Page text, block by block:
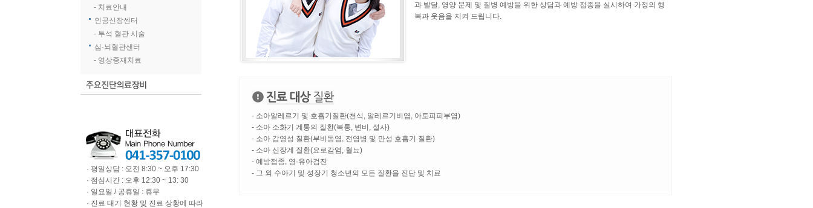
- 치료안내
인공신장센터
- 투석 혈관 시술
심·뇌혈관센터
- 영상중재치료
· 평일상담 : 오전 8:30 ~ 오후 17:30
· 점심시간 : 오후 12:30 ~ 13: 30
· 일요일 / 공휴일 : 휴무
· 진료 대기 현황 및 진료 상황에 따라
과 발달, 영양 문제 및 질병 예방을 위한 상담과 예방 접종을 실시하여 가정의 행
복과 웃음을 지켜 드립니다.
- 소아알레르기 및 호흡기질환(천식, 알레르기비염, 아토피피부염)
- 소아 소화기 계통의 질환(복통, 변비, 설사)
- 소아 감영성 질환(부비동염, 전염병 및 만성 호흡기 질환)
- 소아 신장계 질환(요로감염, 혈뇨)
- 예방접종, 영·유아검진
- 그 외 수아기 및 성장기 청소년의 모든 질환을 진단 및 치료